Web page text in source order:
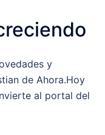
y
de Ahora.Hoy
al portal del